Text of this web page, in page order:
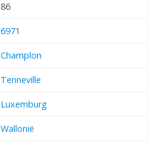
86
6971
Champlon
Tenneville
Luxemburg
Wallonië